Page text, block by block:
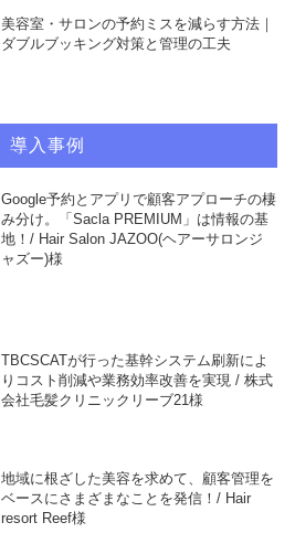
美容室・サロンの予約ミスを減らす方法｜
ダブルブッキング対策と管理の工夫
導入事例
Google予約とアプリで顧客アプローチの棲
み分け。「Sacla PREMIUM」は情報の基
地！/ Hair Salon JAZOO(ヘアーサロンジ
ャズー)様
TBCSCATが行った基幹システム刷新によ
りコスト削減や業務効率改善を実現 / 株式
会社毛髪クリニックリーブ21様
地域に根ざした美容を求めて、顧客管理を
ベースにさまざまなことを発信！/ Hair
resort Reef様